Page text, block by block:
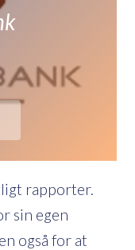
rapporter.
sin egen
også for at